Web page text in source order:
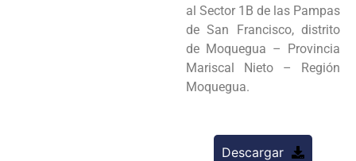
al Sector 1B de las Pampas
de San Francisco, distrito
de Moquegua – Provincia
Mariscal Nieto – Región
Moquegua.
Descargar